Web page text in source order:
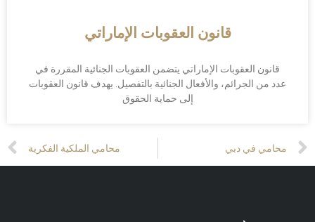
قانون العقوبات الإماراتي
قانون العقوبات الإماراتي يتضمن العقوبات الجنائية المقررة في
عدد من الجرائم، والأفعال الجنائية بالتفصيل. يهدف قانون العقوبات
إلى حماية الحقوق
Prev
محامي الملكية الفكرية محامي في دبي